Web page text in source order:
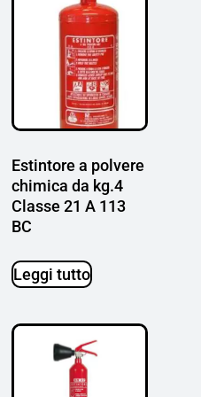
Estintore a polvere
chimica da kg.4
Classe 21 A 113
BC
Leggi tutto